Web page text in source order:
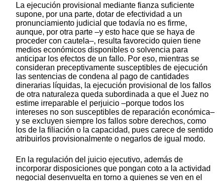
La ejecución provisional mediante fianza suficiente
supone, por una parte, dotar de efectividad a un
pronunciamiento judicial que todavía no es firme,
aunque, por otra parte –y esto hace que se haya de
proceder con cautela–, resulta favorecido quien tiene
medios económicos disponibles o solvencia para
anticipar los efectos de un fallo. Por eso, mientras se
consideran preceptivamente susceptibles de ejecución
las sentencias de condena al pago de cantidades
dinerarias líquidas, la ejecución provisional de los fallos
de otra naturaleza queda subordinada a que el Juez no
estime irreparable el perjuicio –porque todos los
intereses no son susceptibles de reparación económica–
y se excluyen siempre los fallos sobre derechos, como
los de la filiación o la capacidad, pues carece de sentido
atribuirlos provisionalmente o negarlos de igual modo.
En la regulación del juicio ejecutivo, además de
incorporar disposiciones que pongan coto a la actividad
negocial desenvuelta en torno a quienes se ven en el